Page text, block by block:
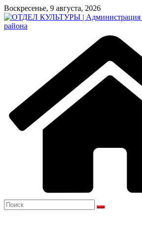
Перейти
к
содержимому
Воскресенье, 9 августа, 2026